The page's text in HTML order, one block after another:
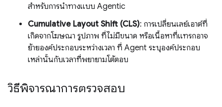
สำหรับการนำทางแบบ Agentic
Cumulative Layout Shift (CLS): การเปลี่ยนเลย์เอาต์ที่
เกิดจากโฆษณา รูปภาพ ที่ไม่มีขนาด หรือเนื้อหาที่แทรกอาจ
ย้ายองค์ประกอบระหว่างเวลา ที่ Agent ระบุองค์ประกอบ
เหล่านั้นกับเวลาที่พยายามโต้ตอบ
วิธีพิจารณาการตรวจสอบ